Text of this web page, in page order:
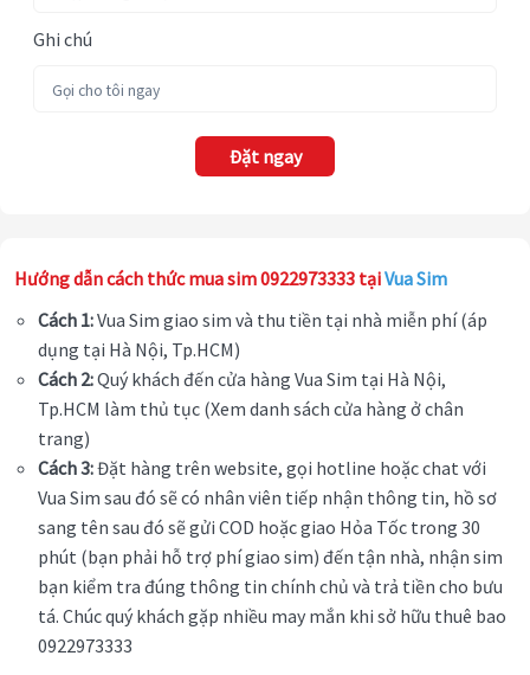
Ghi chú
Đặt ngay
Hướng dẫn cách thức mua sim 0922973333 tạiVua Sim
Cách 1:Vua Sim giao sim và thu tiền tại nhà miễn phí (áp
dụng tại Hà Nội, Tp.HCM)
Cách 2:Quý khách đến cửa hàng Vua Sim tại Hà Nội,
Tp.HCM làm thủ tục (Xem danh sách cửa hàng ở chân
trang)
Cách 3:Đặt hàng trên website, gọi hotline hoặc chat với
Vua Sim sau đó sẽ có nhân viên tiếp nhận thông tin, hồ sơ
sang tên sau đó sẽ gửi COD hoặc giao Hỏa Tốc trong 30
phút (bạn phải hỗ trợ phí giao sim) đến tận nhà, nhận sim
bạn kiểm tra đúng thông tin chính chủ và trả tiền cho bưu
tá. Chúc quý khách gặp nhiều may mắn khi sở hữu thuê bao
0922973333